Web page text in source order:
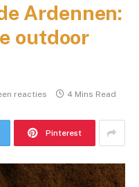
Ardennen:
outdoor
reacties 4 Mins Read
Pinterest